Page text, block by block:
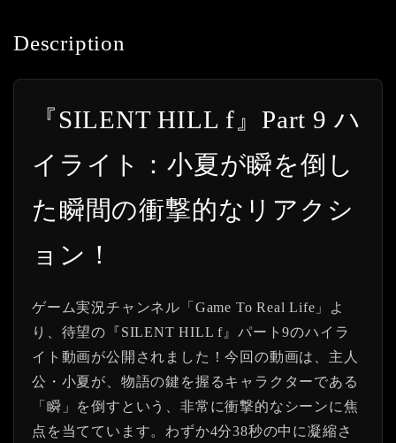
Description
『SILENT HILL f』Part 9 ハ
イライト：小夏が瞬を倒し
た瞬間の衝撃的なリアクシ
ョン！
ゲーム実況チャンネル「Game To Real Life」よ
り、待望の『SILENT HILL f』パート9のハイラ
イト動画が公開されました！今回の動画は、主人
公・小夏が、物語の鍵を握るキャラクターである
「瞬」を倒すという、非常に衝撃的なシーンに焦
点を当てています。わずか4分38秒の中に凝縮さ